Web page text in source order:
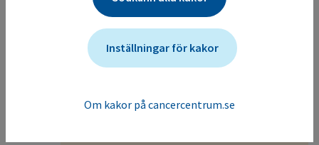
akupunktur, även om det vetenskapliga
exempel cytostatikautlöst illamående har låg
tillförlitlighet
Kognitiv funktionsnedsättning
Inställningar för kakor
Om kakor på cancercentrum.se